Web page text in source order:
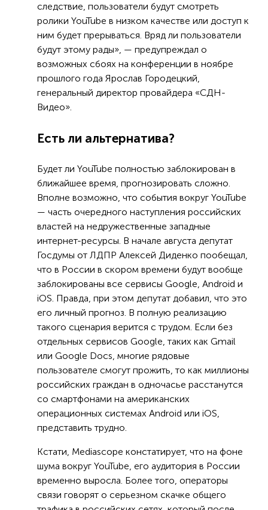
следствие, пользователи будут смотреть
ролики YouTube в низком качестве или доступ к
ним будет прерываться. Вряд ли пользователи
будут этому рады», — предупреждал о
возможных сбоях на конференции в ноябре
прошлого года Ярослав Городецкий,
генеральный директор провайдера «СДН-
Видео».
Есть ли альтернатива?
Будет ли YouTube полностью заблокирован в
ближайшее время, прогнозировать сложно.
Вполне возможно, что события вокруг YouTube
— часть очередного наступления российских
властей на недружественные западные
интернет-ресурсы. В начале августа депутат
Госдумы от ЛДПР Алексей Диденко пообещал,
что в России в скором времени будут вообще
заблокированы все сервисы Google, Android и
iOS. Правда, при этом депутат добавил, что это
его личный прогноз. В полную реализацию
такого сценария верится с трудом. Если без
отдельных сервисов Google, таких как Gmail
или Google Docs, многие рядовые
пользователе смогут прожить, то как миллионы
российских граждан в одночасье расстанутся
со смартфонами на американских
операционных системах Android или iOS,
представить трудно.
Кстати, Mediascope констатирует, что на фоне
шума вокруг YouTube, его аудитория в России
временно выросла. Более того, операторы
связи говорят о серьезном скачке общего